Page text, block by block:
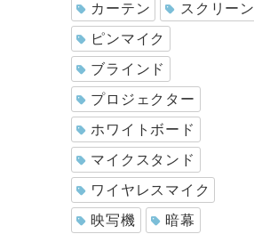
カーテン
スクリーン
ピンマイク
ブラインド
プロジェクター
ホワイトボード
マイクスタンド
ワイヤレスマイク
映写機
暗幕